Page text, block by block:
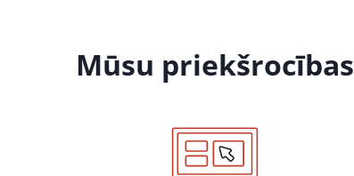
Mūsu priekšrocības